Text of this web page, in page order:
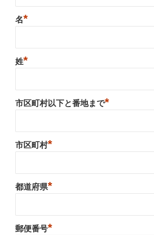
名*
姓*
市区町村以下と番地まで*
市区町村*
都道府県*
郵便番号*